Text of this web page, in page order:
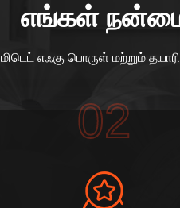
எங்கள்
எஃகு பொருள் மற்றும்
02